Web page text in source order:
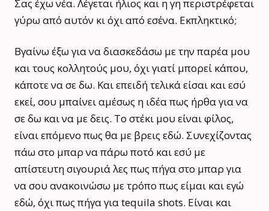
Σας έχω νέα. Λέγεται ήλιος και η γη περιστρέφεται
γύρω από αυτόν κι όχι από εσένα. Εκπληκτικό;
Βγαίνω έξω για να διασκεδάσω με την παρέα μου
και τους κολλητούς μου, όχι γιατί μπορεί κάπου,
κάποτε να σε δω. Και επειδή τελικά είσαι και εσύ
εκεί, σου μπαίνει αμέσως η ιδέα πως ήρθα για να
σε δω και να με δεις. Το στέκι μου είναι φίλος,
είναι επόμενο πως θα με βρεις εδώ. Συνεχίζοντας
πάω στο μπαρ να πάρω ποτό και εσύ με
απίστευτη σιγουριά λες πως πήγα στο μπαρ για
να σου ανακοινώσω με τρόπο πως είμαι και εγώ
εδώ, όχι πως πήγα για tequila shots. Είναι και